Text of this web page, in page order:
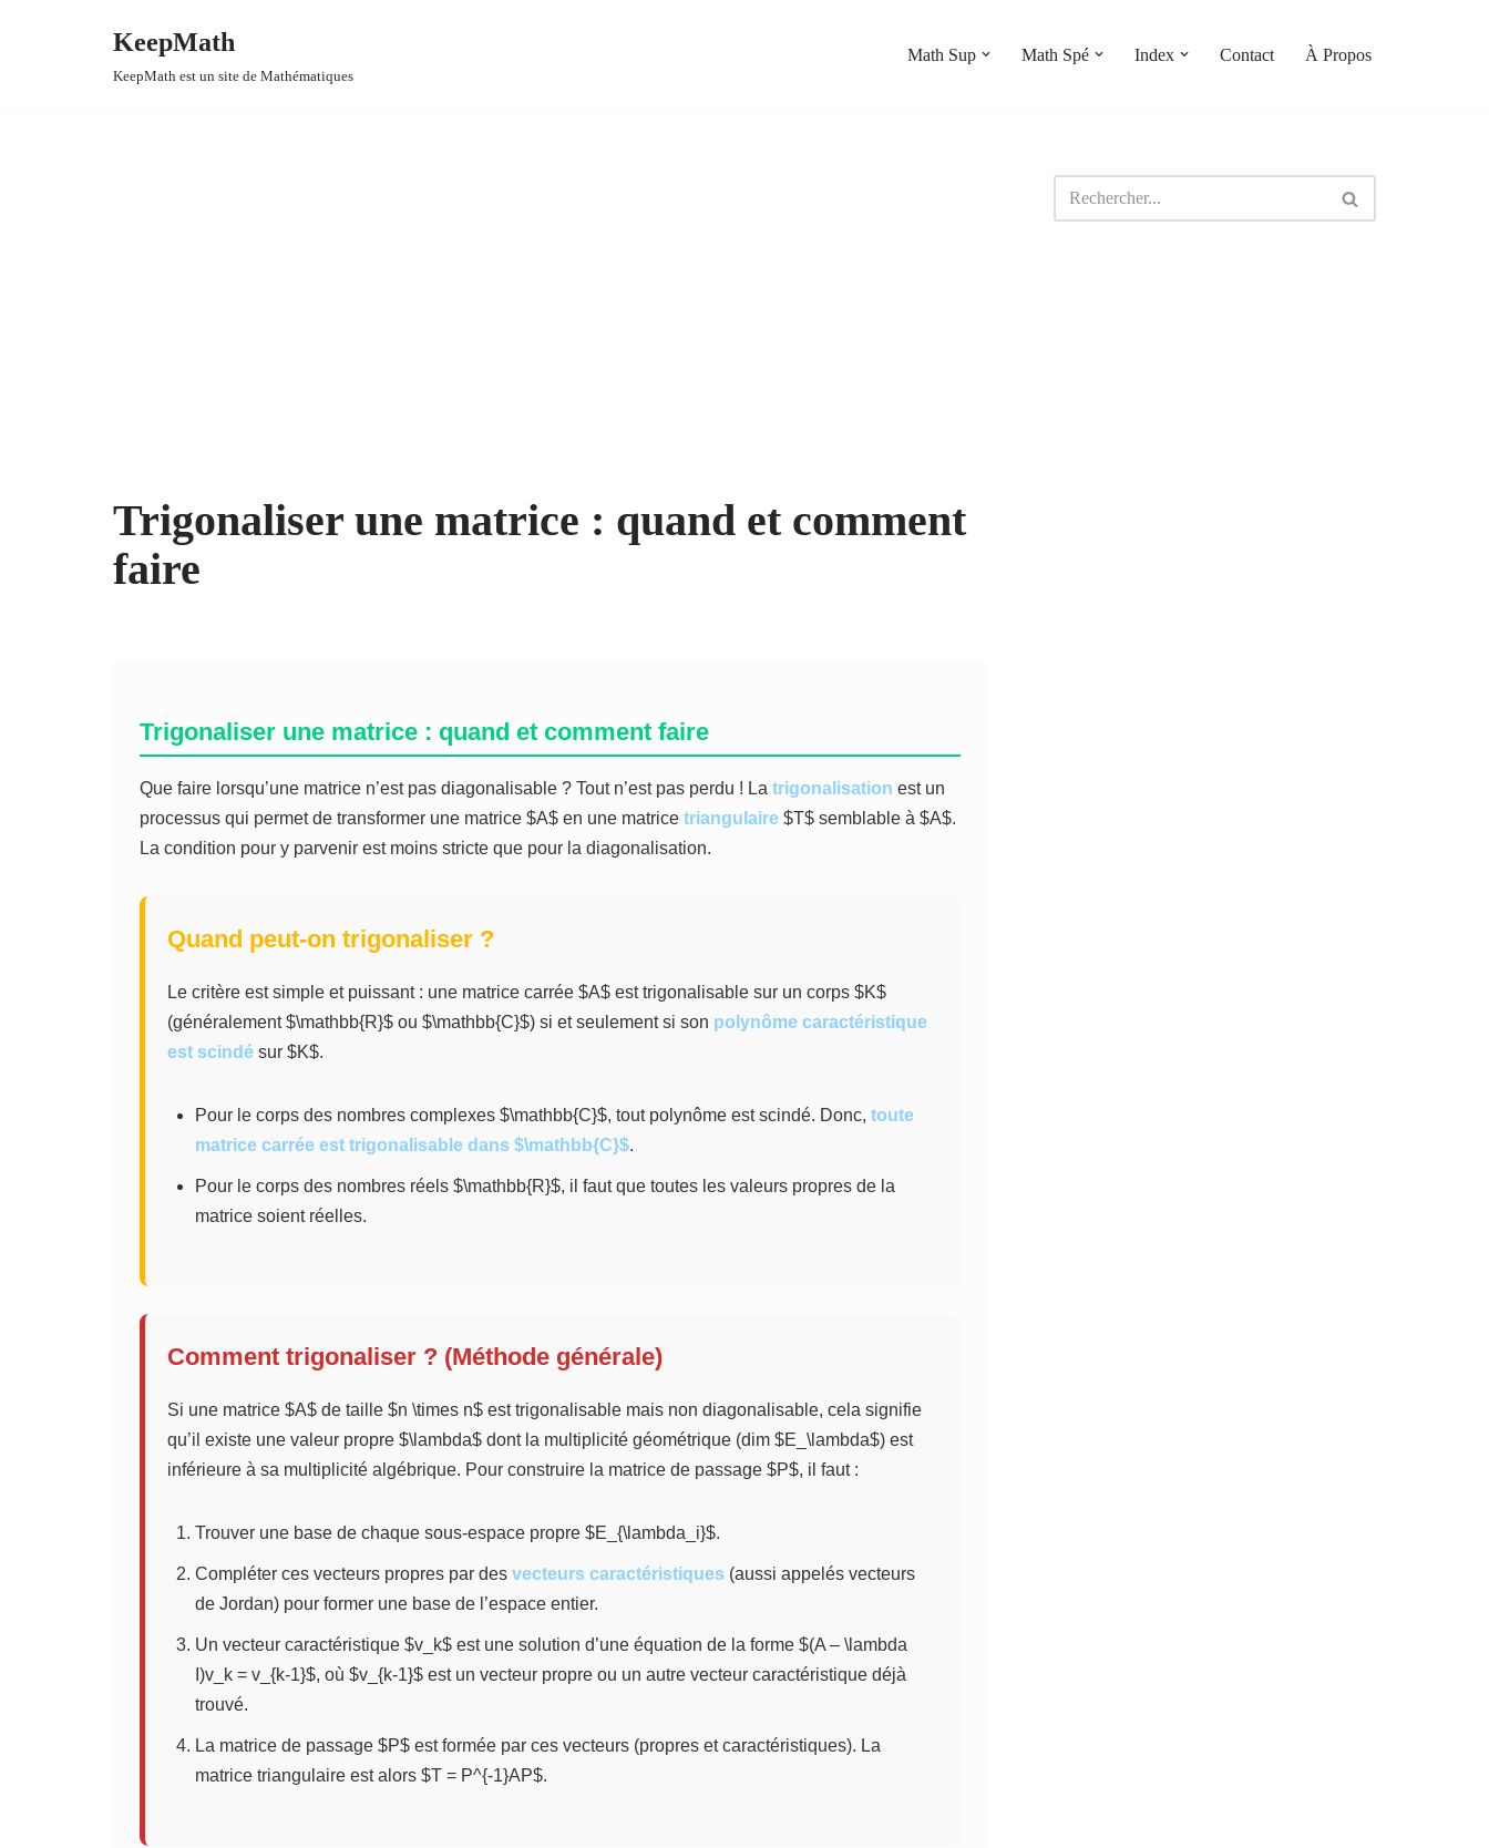
KeepMath
KeepMath est un site de Mathématiques
Math Sup Math Spé Index Contact À Propos
Trigonaliser une matrice : quand et comment
faire
Trigonaliser une matrice : quand et comment faire
Que faire lorsqu’une matrice n’est pas diagonalisable ? Tout n’est pas perdu ! La trigonalisation est un
processus qui permet de transformer une matrice $A$ en une matrice triangulaire $T$ semblable à $A$.
La condition pour y parvenir est moins stricte que pour la diagonalisation.
Quand peut-on trigonaliser ?
Le critère est simple et puissant : une matrice carrée $A$ est trigonalisable sur un corps $K$
(généralement $\mathbb{R}$ ou $\mathbb{C}$) si et seulement si son polynôme caractéristique
est scindé sur $K$.
Pour le corps des nombres complexes $\mathbb{C}$, tout polynôme est scindé. Donc, toute
matrice carrée est trigonalisable dans $\mathbb{C}$.
Pour le corps des nombres réels $\mathbb{R}$, il faut que toutes les valeurs propres de la
matrice soient réelles.
Comment trigonaliser ? (Méthode générale)
Si une matrice $A$ de taille $n \times n$ est trigonalisable mais non diagonalisable, cela signifie
qu’il existe une valeur propre $\lambda$ dont la multiplicité géométrique (dim $E_\lambda$) est
inférieure à sa multiplicité algébrique. Pour construire la matrice de passage $P$, il faut :
Trouver une base de chaque sous-espace propre $E_{\lambda_i}$.
Compléter ces vecteurs propres par des vecteurs caractéristiques (aussi appelés vecteurs
de Jordan) pour former une base de l’espace entier.
Un vecteur caractéristique $v_k$ est une solution d’une équation de la forme $(A – \lambda
I)v_k = v_{k-1}$, où $v_{k-1}$ est un vecteur propre ou un autre vecteur caractéristique déjà
trouvé.
La matrice de passage $P$ est formée par ces vecteurs (propres et caractéristiques). La
matrice triangulaire est alors $T = P^{-1}AP$.